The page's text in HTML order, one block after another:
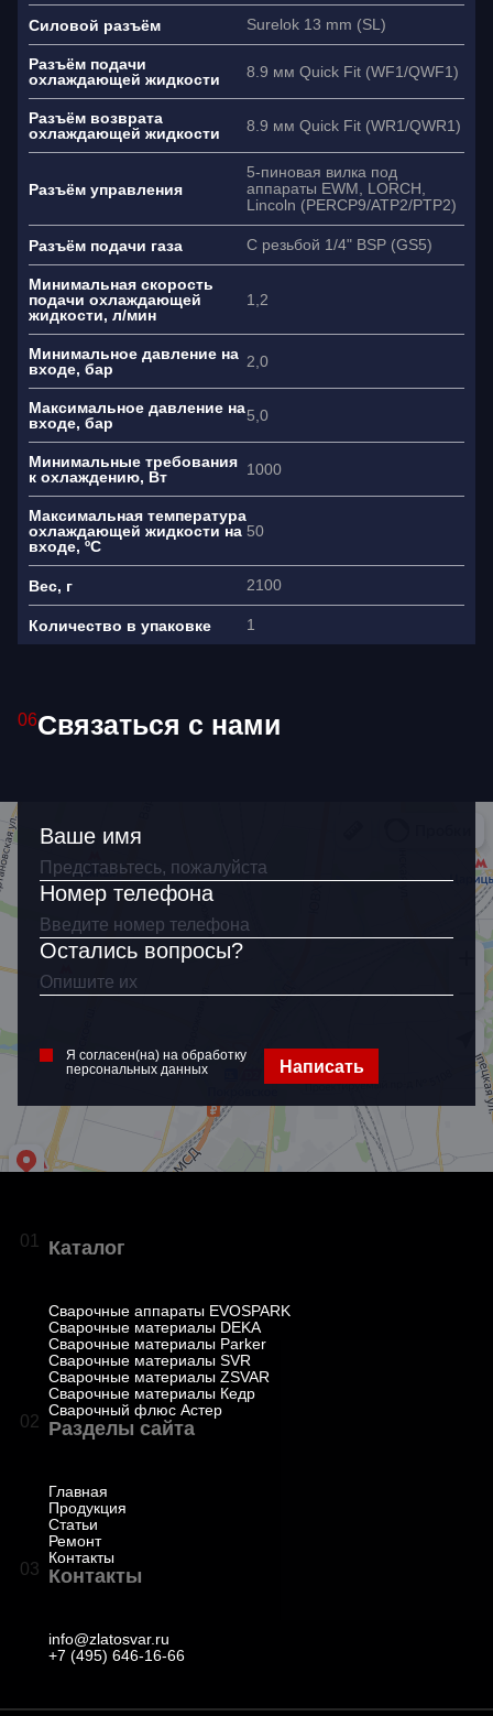
Силовой разъём Surelok 13 mm (SL)
Разъём подачи
охлаждающей жидкости
8.9 мм Quick Fit (WF1/QWF1)
Разъём возврата
охлаждающей жидкости
8.9 мм Quick Fit (WR1/QWR1)
Разъём управления
5-пиновая вилка под
аппараты EWM, LORCH,
Lincoln (PERCP9/ATP2/PTP2)
Разъём подачи газа С резьбой 1/4" BSP (GS5)
Минимальная скорость
подачи охлаждающей
жидкости, л/мин
1,2
Минимальное давление на
входе, бар
2,0
Максимальное давление на
входе, бар
5,0
Минимальные требования
к охлаждению, Вт
1000
Максимальная температура
охлаждающей жидкости на
входе, ºC
50
Вес, г 2100
Количество в упаковке 1
06Связаться с нами
Ваше имя
Номер телефона
Остались вопросы?
Я согласен(на) на обработку
персональных данных
Написать
Как связаться?
Я согласен(на) на обработку
персональных данных
01 Каталог
Сварочные аппараты EVOSPARK
Сварочные материалы DEKA
Сварочные материалы Parker
Сварочные материалы SVR
Сварочные материалы ZSVAR
Сварочные материалы Кедр
Сварочный флюс Астер
02 Разделы сайта
Главная
Продукция
Статьи
Ремонт
Контакты
03 Контакты
info@zlatosvar.ru
+7 (495) 646-16-66